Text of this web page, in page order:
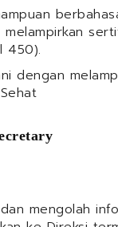
450).
dengan
mengolah